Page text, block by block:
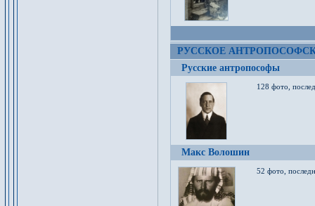
РУССКОЕ
Русские антропософы
128 фото,
Макс Волошин
52 фото,